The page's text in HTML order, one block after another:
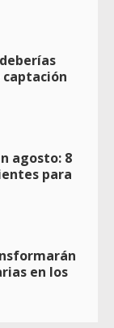
agosto: 8
para
en los